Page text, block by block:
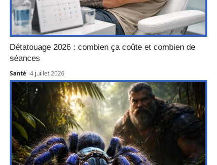
Détatouage 2026 : combien ça coûte et combien de
séances
Santé 4 juillet 2026